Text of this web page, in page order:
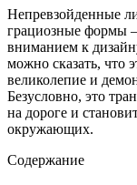
Непревзойденные
грациозные формы
вниманием к
можно сказать, что
великолепие и
Безусловно, это
на дороге и
окружающих.
Содержание